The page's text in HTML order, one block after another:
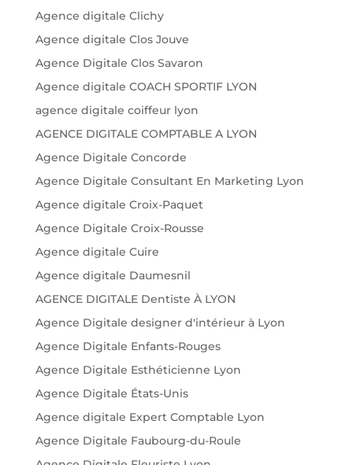
Agence digitale Clichy
Agence digitale Clos Jouve
Agence Digitale Clos Savaron
Agence digitale COACH SPORTIF LYON
agence digitale coiffeur lyon
AGENCE DIGITALE COMPTABLE A LYON
Agence Digitale Concorde
Agence Digitale Consultant En Marketing Lyon
Agence digitale Croix-Paquet
Agence Digitale Croix-Rousse
Agence digitale Cuire
Agence digitale Daumesnil
AGENCE DIGITALE Dentiste À LYON
Agence Digitale designer d'intérieur à Lyon
Agence Digitale Enfants-Rouges
Agence Digitale Esthéticienne Lyon
Agence Digitale États-Unis
Agence digitale Expert Comptable Lyon
Agence Digitale Faubourg-du-Roule